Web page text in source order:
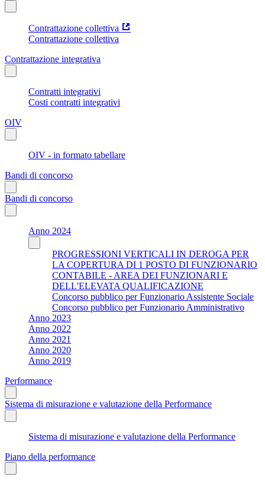
Contrattazione collettiva
Contrattazione collettiva
Contrattazione integrativa
Contratti integrativi
Costi contratti integrativi
OIV
OIV - in formato tabellare
Bandi di concorso
Bandi di concorso
Anno 2024
PROGRESSIONI VERTICALI IN DEROGA PER
LA COPERTURA DI 1 POSTO DI FUNZIONARIO
CONTABILE - AREA DEI FUNZIONARI E
DELL'ELEVATA QUALIFICAZIONE
Concorso pubblico per Funzionario Assistente Sociale
Concorso pubblico per Funzionario Amministrativo
Anno 2023
Anno 2022
Anno 2021
Anno 2020
Anno 2019
Performance
Sistema di misurazione e valutazione della Performance
Sistema di misurazione e valutazione della Performance
Piano della performance